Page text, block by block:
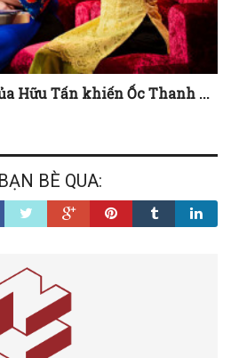
Hữu Tấn khiến Ốc Thanh ...
BÈ QUA: